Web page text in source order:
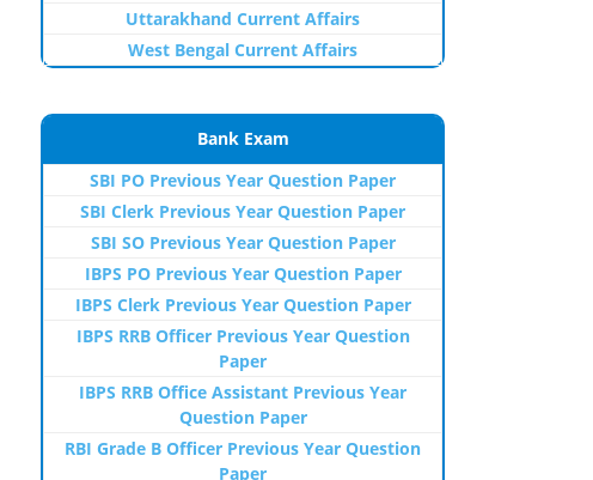
Uttarakhand Current Affairs
West Bengal Current Affairs
Bank Exam
SBI PO Previous Year Question Paper
SBI Clerk Previous Year Question Paper
SBI SO Previous Year Question Paper
IBPS PO Previous Year Question Paper
IBPS Clerk Previous Year Question Paper
IBPS RRB Officer Previous Year Question
Paper
IBPS RRB Office Assistant Previous Year
Question Paper
RBI Grade B Officer Previous Year Question
Paper